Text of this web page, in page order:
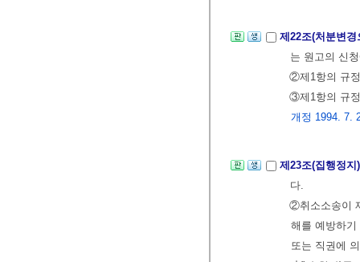
제22조(처분변
는 원고의 신
②제1항의 규
③제1항의 규
개정 1994. 7.
제23조(집행정
다.
②취소소송이
해를 예방하
또는 직권에